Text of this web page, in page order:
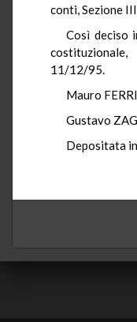
conti, Sezione
Così deciso
11/12/95.
Mauro
Gustavo
Depositata